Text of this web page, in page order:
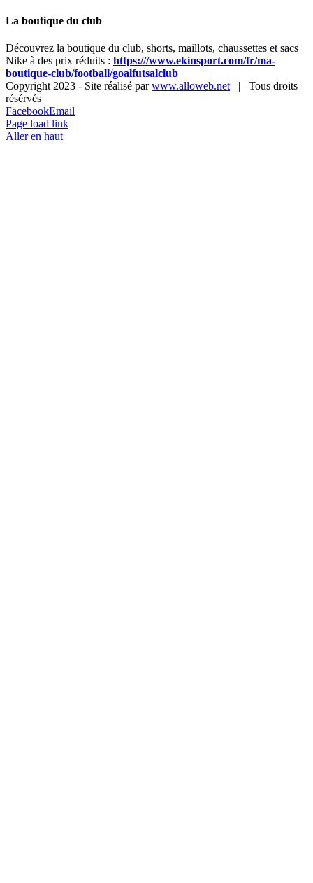
La boutique du club
Découvrez la boutique du club, shorts, maillots, chaussettes et sacs
Nike à des prix réduits : https:///www.ekinsport.com/fr/ma-
boutique-club/football/goalfutsalclub
Copyright 2023 - Site réalisé parwww.alloweb.net | Tous droits
résérvés
FacebookEmail
Page load link
Aller en haut